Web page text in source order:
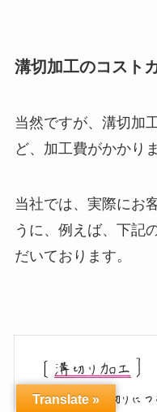
溝切加工のコスト
当然ですが、 溝切加
ど、加工費がかかりま
当社では、実際にお
うに、例えば、下記
だいております。
Translate »